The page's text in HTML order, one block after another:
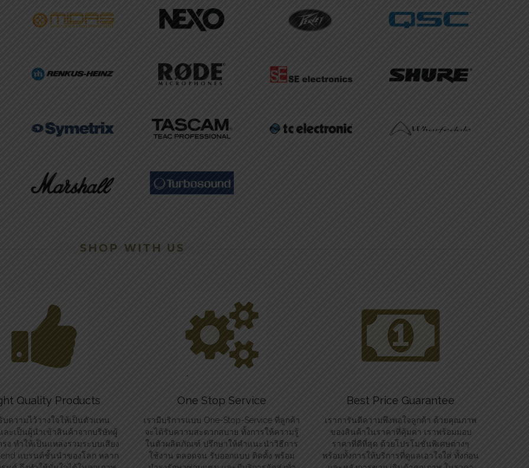
SHOP WITH US
Quality Products
บความไว้วางใจให้เป็นตัวแทน
ละเป็นผู้นำเข้าสินค้าจากบริษัทผู้
ง ทำให้เป็นแหล่งรวมระบบเสียง
แบรนด์ชั้นนำของโลก หลาก
One Stop Service
เรามีบริการแบบ One-Stop-Service ที่ลูกค้า
จะได้รับความสะดวกสบาย ทั้งการให้ความรู้
ในตัวผลิตภัณฑ์ ปรึกษาให้คำแนะนำวิธีการ
ใช้งาน ตลอดจน รับออกแบบ ติดตั้ง พร้อม
Best Price Guarantee
เราการันตีความพึงพอใจลูกค้า ด้วยคุณภาพ
ของสินค้าในราคาที่คุ้มค่า เราพร้อมมอบ
ราคาที่ดีที่สุด ด้วยโปรโมชั่นพิเศษต่างๆ
พร้อมทั้งการให้บริการที่ดูแลเอาใจใส่ ทั้งก่อน